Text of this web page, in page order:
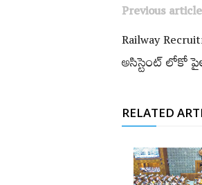
Previous article
Railway
అసిస్టెంట్‌ లోకో
RELATED